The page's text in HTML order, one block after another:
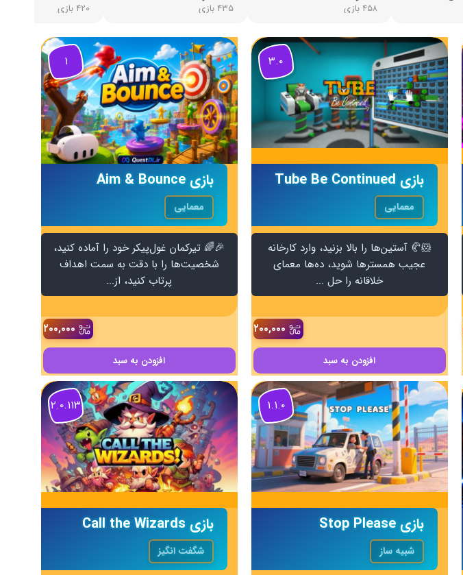
۴۵۸ بازی ۴۳۵ بازی ۴۲۰ بازی
۳.۰
بازی Tube Be Continued
معمایی
🐹🥐 آستین‌ها را بالا بزنید، وارد کارخانه
عجیب همسترها شوید، ده‌ها معمای
خلاقانه را حل ...
۲۰۰,۰۰۰
افزودن به سبد
۱
بازی Aim & Bounce
معمایی
🎉🌈 تیرکمان غول‌پیکر خود را آماده کنید،
شخصیت‌ها را با دقت به سمت اهداف
پرتاب کنید، از...
۲۰۰,۰۰۰
افزودن به سبد
۱.۱.۰
بازی Stop Please
شبیه ساز
۲.۰.۱۱۳
بازی Call the Wizards
شگفت انگیز